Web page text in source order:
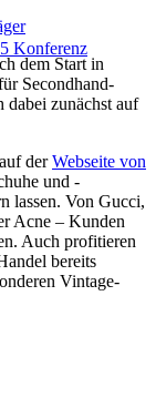
Konferenz
dem Start in
Secondhand-
zunächst auf
derWebseite von
und -
lassen. Von Gucci,
Acne – Kunden
Auch profitieren
bereits
Vintage-